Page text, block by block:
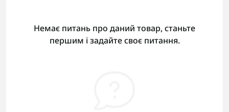
Немає питань про даний товар, станьте
першим і задайте своє питання.